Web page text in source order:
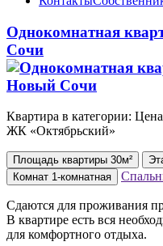
Однокомнатная
Сочи
Квартира в категории:
ЖК «Октябрьский»
Площадь квартиры 30м²
Комнат 1-комнатная
Сдаются для проживания
В квартире есть вся
для комфортного отдыха.